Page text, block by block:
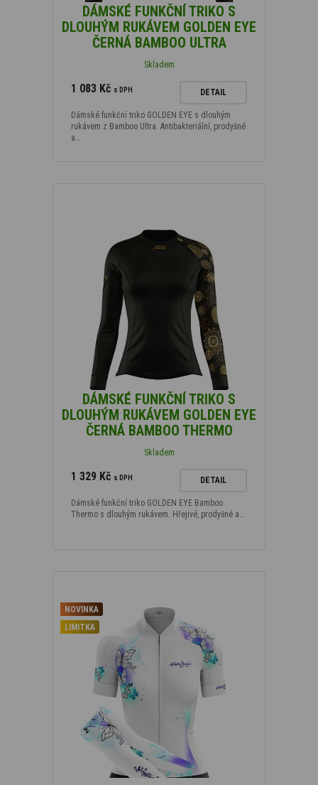
DÁMSKÉ FUNKČNÍ TRIKO S
DLOUHÝM RUKÁVEM GOLDEN EYE
ČERNÁ BAMBOO ULTRA
Skladem
1 083 Kč s DPH DETAIL
Dámské funkční triko GOLDEN EYE s dlouhým
rukávem z Bamboo Ultra. Antibakteriální, prodyšné
a…
DÁMSKÉ FUNKČNÍ TRIKO S
DLOUHÝM RUKÁVEM GOLDEN EYE
ČERNÁ BAMBOO THERMO
Skladem
1 329 Kč s DPH DETAIL
Dámské funkční triko GOLDEN EYE Bamboo
Thermo s dlouhým rukávem. Hřejivé, prodyšné a…
NOVINKA
LIMITKA